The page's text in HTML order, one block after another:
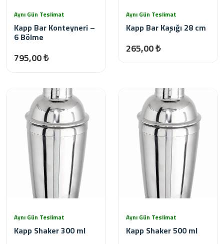
Aynı Gün Teslimat
Kapp Bar Konteyneri –
6 Bölme
795,00 ₺
Aynı Gün Teslimat
Kapp Bar Kaşığı 28 cm
265,00 ₺
Aynı Gün Teslimat
Kapp Shaker 300 ml
Aynı Gün Teslimat
Kapp Shaker 500 ml